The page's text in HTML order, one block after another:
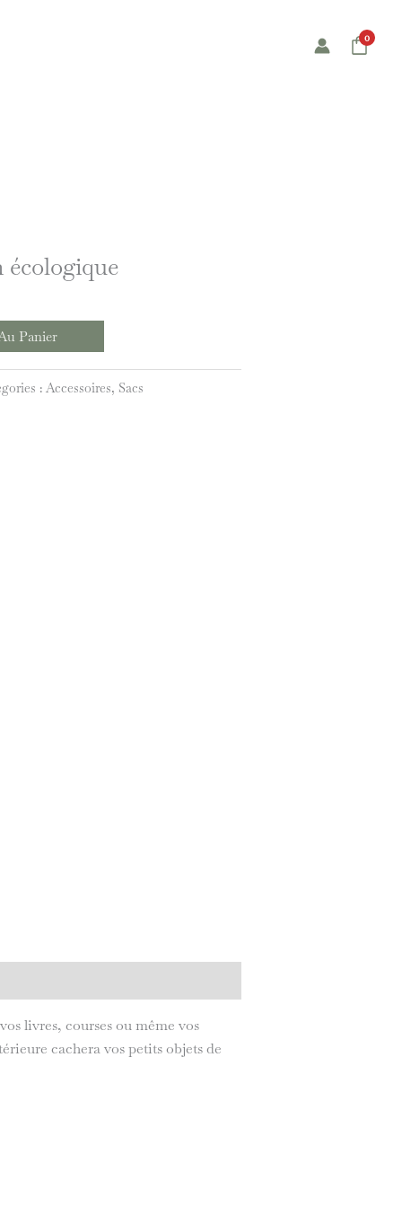
0
écologique
Panier
:Accessoires, Sacs
livres, courses ou même vos
cachera vos petits objets de